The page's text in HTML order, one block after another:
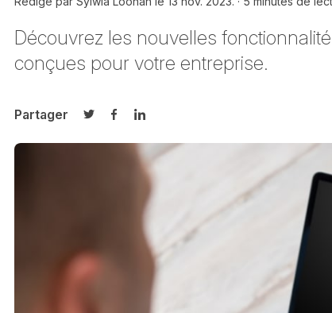
Découvrez les nouvelles
conçues pour votre entreprise.
Partager
Partager sur Twitter
Partager sur Facebook
Partager sur LinkedIn